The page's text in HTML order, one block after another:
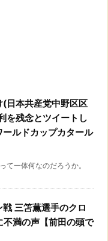
(日本共産党中野区区
を残念とツイートし
ルドカップカタール
て一体何なのだろうか。
戦 三笘薫選手のクロ
不満の声【前田の頭で